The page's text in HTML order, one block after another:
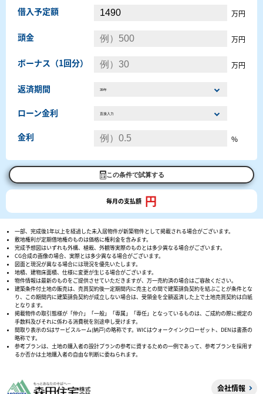
借入予定額 万円
頭金 万円
ボーナス（1回分） 万円
返済期間
ローン金利
金利 %
この条件で試算する
毎月の支払額 円
一部、完成後1年以上を経過した未入居物件が新築物件として掲載される場合がございます。
敷地権利が定期借地権のものは価格に権利金を含みます。
完成予想図はいずれも外構、植栽、外観等実際のものとは多少異なる場合がございます。
CG合成の画像の場合、実際とは多少異なる場合がございます。
図面と現況が異なる場合には現況を優先いたします。
地積、建物床面積、仕様に変更が生じる場合がございます。
物件情報は最新のものをご提供させていただきますが、万一売約済の場合はご容赦ください。
建築条件付土地の販売は、売買契約後一定期間内に売主との間で建築請負契約を結ぶことが条件とな
り、この期間内に建築請負契約が成立しない場合は、受領金を全額返済した上で土地売買契約は白紙
となります。
掲載物件の取引態様が「仲介」「一般」「専属」「専任」となっているものは、ご成約の際に規定の
手数料及びそれに係わる消費税を別途申し受けます。
間取り表示のSはサービスルーム(納戸)の略称です。WICはウォークインクローゼット、DENは書斎の
略称です。
参考プランは、土地の購入者の設計プランの参考に資するための一例であって、参考プランを採用す
るか否かは土地購入者の自由な判断に委ねられます。
会社情報